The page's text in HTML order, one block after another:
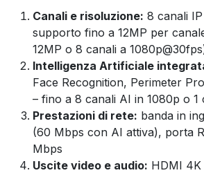
Canali e risoluzione: 8 canali
supporto fino a 12MP per
12MP o 8 canali a
Intelligenza Artificiale
Face Recognition, Perimeter
– fino a 8 canali AI in 1080p o 1
Prestazioni di rete: banda in
(60 Mbps con AI attiva), porta
Mbps
Uscite video e audio: HDMI 4K